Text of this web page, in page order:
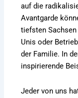
auf die
Avantgarde
tiefsten Sachsen
Unis oder
der Familie. In
inspirierende
Jeder von uns